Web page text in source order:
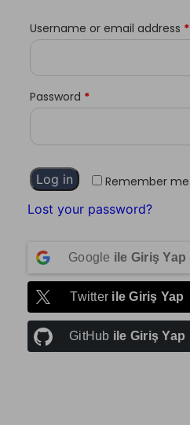
Username or email address *
Password *
Remember me
Log in
Lost your password?
Google ile Giriş Yap
Twitter ile Giriş Yap
GitHub ile Giriş Yap